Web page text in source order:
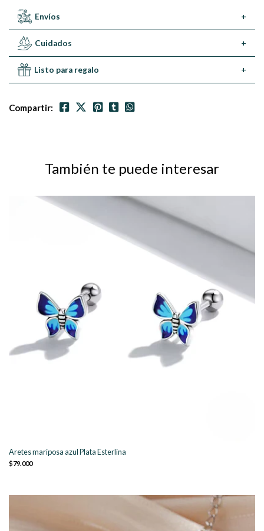
Envíos +
Cuidados +
Listo para regalo +
Compartir:
También te puede interesar
Aretes mariposa azul Plata Esterlina
$79.000